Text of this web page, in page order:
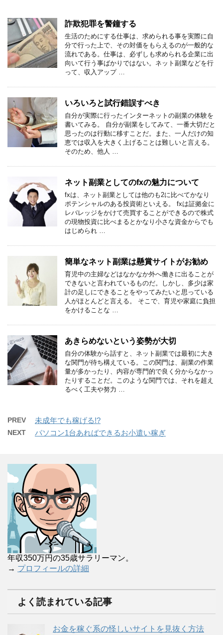
詐欺犯罪を警鐘する
生活のためにする仕事は、求められる事を実際に自
分で行った上で、その対価をもらえるのが一般的な
流れである。仕事は、必ずしも求められる企業に出
向いて行う事ばかりではない。ネット副業などを行
って、収入アップ …
いろいろと試行錯誤すべき
自分が実際に行ったインターネットの副業の体験を
書いてみる。 自分が副業をしてみて、一番大切だと
思ったのは行動に移すことだ。また、一人だけの知
恵では収入を大きく上げることは難しいと言える。
そのため、他人 …
ネット副業としてのfxの魅力について
fxは、ネット副業としては他のも2に比べてかなり
ポテンシャルのある投資術といえる。 fxは証拠金に
レバレッジをかけて売買することができるので株式
の現物投資に比べまるとかなり小さな資金からでも
はじめられ …
簡単なネット副業は懸賞サイトがお勧め
育児中の主婦などはなかなか外へ働きに出ることが
できないと言われているものだ。しかし、多少は家
計の足しにできることをやってみたいと思っている
人がほとんどと言える。 そこで、育児や家庭に負担
をかけることな …
あきらめないという姿勢が大切
自分の体験から話すと、ネット副業では最初に大き
な関門が待ち構えている。この関門は、副業の作業
量が多かったり、内容が専門的で良く分からなかっ
たりすることだ。このような関門では、それを超え
るべく工夫や努力 …
PREV 未成年でも稼げる!?
NEXT パソコン1台あればできるお小遣い稼ぎ
年収350万円の35歳サラリーマン。
→ プロフィールの詳細
よく読まれている記事
お金を稼ぐ系の怪しいサイトを見抜く方法